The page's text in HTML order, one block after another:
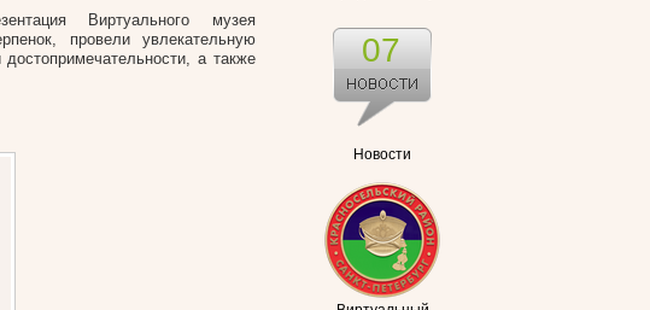
Новости
07
Виртуального музея
провели увлекательную
а также